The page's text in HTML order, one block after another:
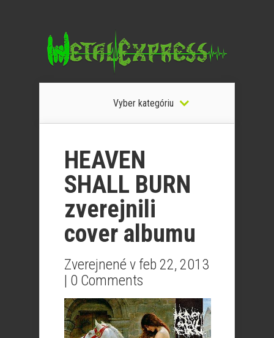
Vyber kategóriu
HEAVEN
SHALL BURN
zverejnili
cover albumu
Zverejnené v feb 22, 2013
| 0 Comments